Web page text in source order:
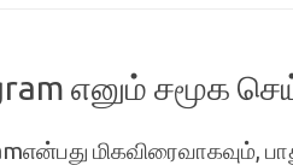
எனும் சமூக
மிகவிரைவாகவும்,